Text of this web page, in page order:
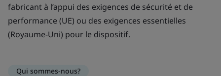
fabricant à l’appui des exigences de sécurité et de
performance (UE) ou des exigences essentielles
(Royaume-Uni) pour le dispositif.
Qui sommes-nous?